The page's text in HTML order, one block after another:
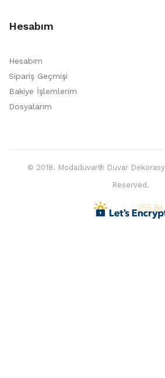
Hesabım
Hesabım
Sipariş Geçmişi
Bakiye İşlemlerim
Dosyalarım
© 2018. Modaduvar® Duvar
Reserved.